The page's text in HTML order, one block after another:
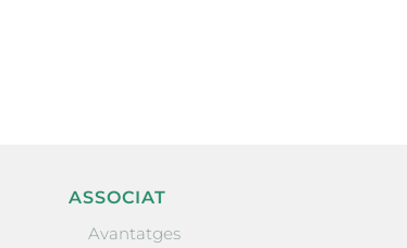
ASSOCIAT
Avantatges